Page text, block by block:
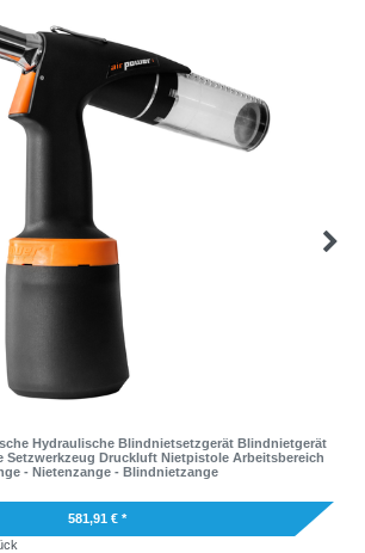
Hydraulische Blindnietsetzgerät Blindnietgerät
Setzwerkzeug Druckluft Nietpistole Arbeitsbereich
- Nietenzange - Blindnietzange
581,91 € *